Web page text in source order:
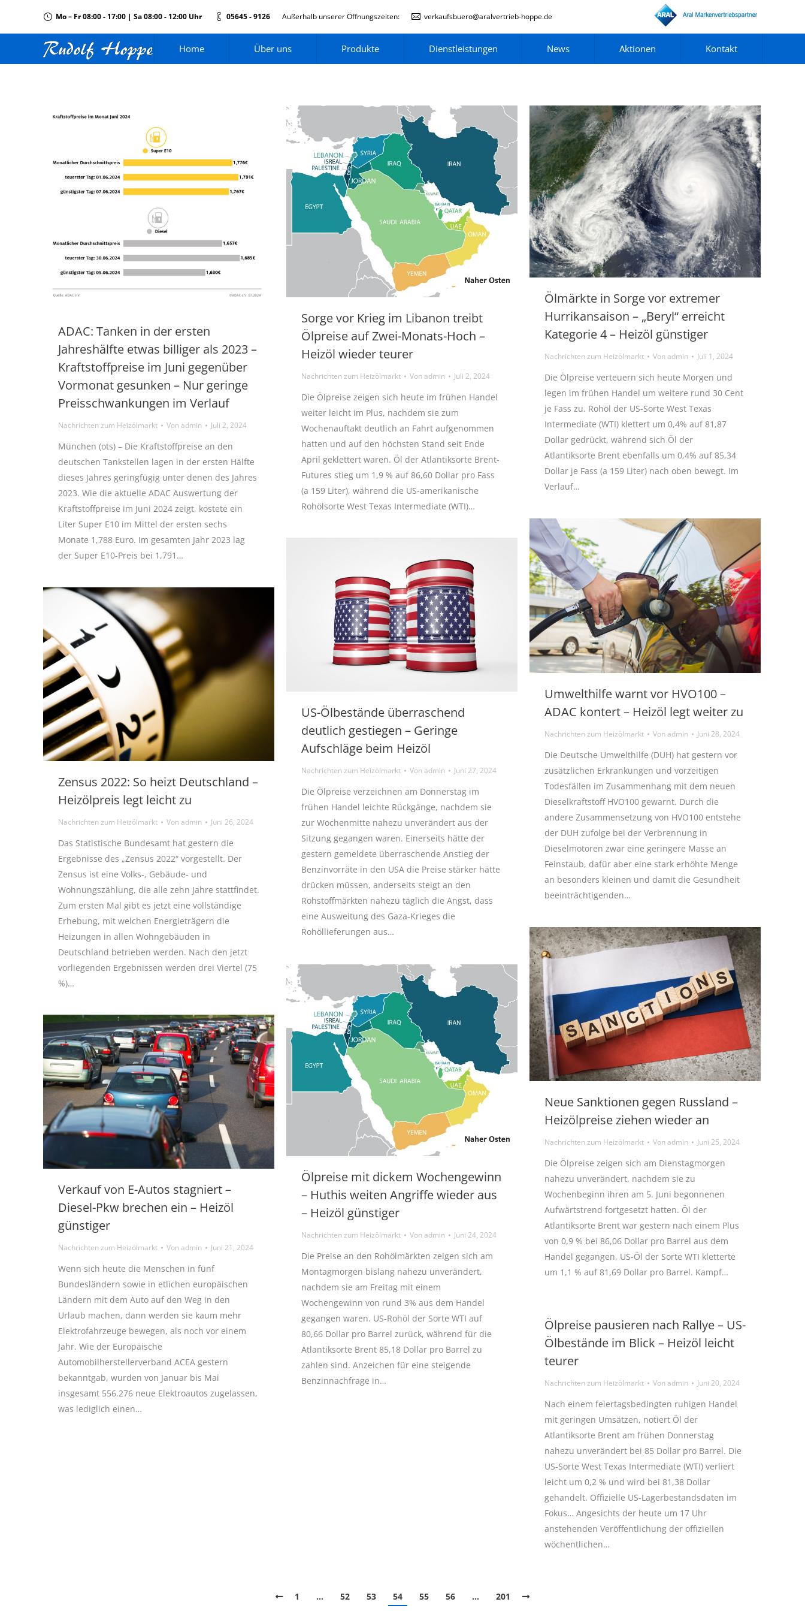
Mo – Fr 08:00 - 17:00 | Sa 08:00 - 12:00 Uhr 05645 - 9126 Außerhalb unserer Öffnungszeiten: verkaufsbuero@aralvertrieb-hoppe.de
Home Über uns Produkte Dienstleistungen News Aktionen Kontakt
ADAC: Tanken in der ersten
Jahreshälfte etwas billiger als 2023 –
Kraftstoffpreise im Juni gegenüber
Vormonat gesunken – Nur geringe
Preisschwankungen im Verlauf
Nachrichten zum Heizölmarkt Vonadmin Juli 2, 2024
München (ots) – Die Kraftstoffpreise an den
deutschen Tankstellen lagen in der ersten Hälfte
dieses Jahres geringfügig unter denen des Jahres
2023. Wie die aktuelle ADAC Auswertung der
Kraftstoffpreise im Juni 2024 zeigt, kostete ein
Liter Super E10 im Mittel der ersten sechs
Monate 1,788 Euro. Im gesamten Jahr 2023 lag
der Super E10-Preis bei 1,791…
Sorge vor Krieg im Libanon treibt
Ölpreise auf Zwei-Monats-Hoch –
Heizöl wieder teurer
Nachrichten zum Heizölmarkt Vonadmin Juli 2, 2024
Die Ölpreise zeigen sich heute im frühen Handel
weiter leicht im Plus, nachdem sie zum
Wochenauftakt deutlich an Fahrt aufgenommen
hatten und auf den höchsten Stand seit Ende
April geklettert waren. Öl der Atlantiksorte Brent-
Futures stieg um 1,9 % auf 86,60 Dollar pro Fass
(a 159 Liter), während die US-amerikanische
Rohölsorte West Texas Intermediate (WTI)…
Ölmärkte in Sorge vor extremer
Hurrikansaison – „Beryl“ erreicht
Kategorie 4 – Heizöl günstiger
Nachrichten zum Heizölmarkt Vonadmin Juli 1, 2024
Die Ölpreise verteuern sich heute Morgen und
legen im frühen Handel um weitere rund 30 Cent
je Fass zu. Rohöl der US-Sorte West Texas
Intermediate (WTI) klettert um 0,4% auf 81,87
Dollar gedrückt, während sich Öl der
Atlantiksorte Brent ebenfalls um 0,4% auf 85,34
Dollar je Fass (a 159 Liter) nach oben bewegt. Im
Verlauf…
Umwelthilfe warnt vor HVO100 –
ADAC kontert – Heizöl legt weiter zu
Nachrichten zum Heizölmarkt Vonadmin Juni 28, 2024
Die Deutsche Umwelthilfe (DUH) hat gestern vor
zusätzlichen Erkrankungen und vorzeitigen
Todesfällen im Zusammenhang mit dem neuen
Dieselkraftstoff HVO100 gewarnt. Durch die
andere Zusammensetzung von HVO100 entstehe
der DUH zufolge bei der Verbrennung in
Dieselmotoren zwar eine geringere Masse an
Feinstaub, dafür aber eine stark erhöhte Menge
an besonders kleinen und damit die Gesundheit
beeinträchtigenden…
US-Ölbestände überraschend
deutlich gestiegen – Geringe
Aufschläge beim Heizöl
Nachrichten zum Heizölmarkt Vonadmin Juni 27, 2024
Die Ölpreise verzeichnen am Donnerstag im
frühen Handel leichte Rückgänge, nachdem sie
zur Wochenmitte nahezu unverändert aus der
Sitzung gegangen waren. Einerseits hätte der
gestern gemeldete überraschende Anstieg der
Benzinvorräte in den USA die Preise stärker hätte
drücken müssen, anderseits steigt an den
Rohstoffmärkten nahezu täglich die Angst, dass
eine Ausweitung des Gaza-Krieges die
Rohöllieferungen aus…
Zensus 2022: So heizt Deutschland –
Heizölpreis legt leicht zu
Nachrichten zum Heizölmarkt Vonadmin Juni 26, 2024
Das Statistische Bundesamt hat gestern die
Ergebnisse des „Zensus 2022“ vorgestellt. Der
Zensus ist eine Volks-, Gebäude- und
Wohnungszählung, die alle zehn Jahre stattfindet.
Zum ersten Mal gibt es jetzt eine vollständige
Erhebung, mit welchen Energieträgern die
Heizungen in allen Wohngebäuden in
Deutschland betrieben werden. Nach den jetzt
vorliegenden Ergebnissen werden drei Viertel (75
%)…
Neue Sanktionen gegen Russland –
Heizölpreise ziehen wieder an
Nachrichten zum Heizölmarkt Vonadmin Juni 25, 2024
Die Ölpreise zeigen sich am Dienstagmorgen
nahezu unverändert, nachdem sie zu
Wochenbeginn ihren am 5. Juni begonnenen
Aufwärtstrend fortgesetzt hatten. Öl der
Atlantiksorte Brent war gestern nach einem Plus
von 0,9 % bei 86,06 Dollar pro Barrel aus dem
Handel gegangen, US-Öl der Sorte WTI kletterte
um 1,1 % auf 81,69 Dollar pro Barrel. Kampf…
Ölpreise mit dickem Wochengewinn
– Huthis weiten Angriffe wieder aus
– Heizöl günstiger
Nachrichten zum Heizölmarkt Vonadmin Juni 24, 2024
Die Preise an den Rohölmärkten zeigen sich am
Montagmorgen bislang nahezu unverändert,
nachdem sie am Freitag mit einem
Wochengewinn von rund 3% aus dem Handel
gegangen waren. US-Rohöl der Sorte WTI auf
80,66 Dollar pro Barrel zurück, während für die
Atlantiksorte Brent 85,18 Dollar pro Barrel zu
zahlen sind. Anzeichen für eine steigende
Benzinnachfrage in…
Verkauf von E-Autos stagniert –
Diesel-Pkw brechen ein – Heizöl
günstiger
Nachrichten zum Heizölmarkt Vonadmin Juni 21, 2024
Wenn sich heute die Menschen in fünf
Bundesländern sowie in etlichen europäischen
Ländern mit dem Auto auf den Weg in den
Urlaub machen, dann werden sie kaum mehr
Elektrofahrzeuge bewegen, als noch vor einem
Jahr. Wie der Europäische
Automobilherstellerverband ACEA gestern
bekanntgab, wurden von Januar bis Mai
insgesamt 556.276 neue Elektroautos zugelassen,
was lediglich einen…
Ölpreise pausieren nach Rallye – US-
Ölbestände im Blick – Heizöl leicht
teurer
Nachrichten zum Heizölmarkt Vonadmin Juni 20, 2024
Nach einem feiertagsbedingten ruhigen Handel
mit geringen Umsätzen, notiert Öl der
Atlantiksorte Brent am frühen Donnerstag
nahezu unverändert bei 85 Dollar pro Barrel. Die
US-Sorte West Texas Intermediate (WTI) verliert
leicht um 0,2 % und wird bei 81,38 Dollar
gehandelt. Offizielle US-Lagerbestandsdaten im
Fokus… Angesichts der heute um 17 Uhr
anstehenden Veröffentlichung der offiziellen
wöchentlichen…
1 … 52 53 54 55 56 … 201